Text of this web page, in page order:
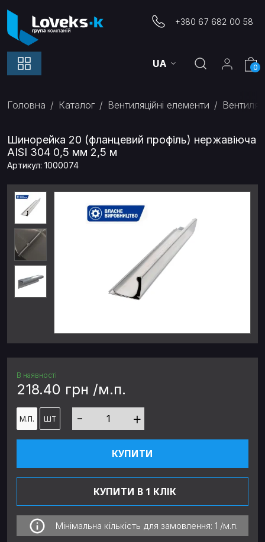
+380 67 682 00 58
UA 0
Головна Каталог Вентиляційні елементи
Шинорейка 20 (фланцевий профіль) нержавіюча
AISI 304 0,5 мм 2,5 м
Артикул: 1000074
В наявності
218.40 грн /м.п.
М.П. ШТ - +
КУПИТИ
КУПИТИ В 1 КЛІК
Мінімальна кількість для замовлення: 1 /м.п.